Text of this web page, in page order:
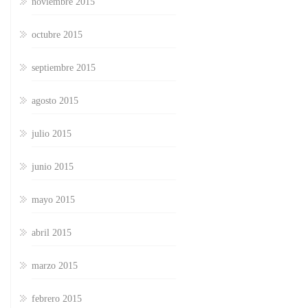
octubre 2015
septiembre 2015
agosto 2015
julio 2015
junio 2015
mayo 2015
abril 2015
marzo 2015
febrero 2015